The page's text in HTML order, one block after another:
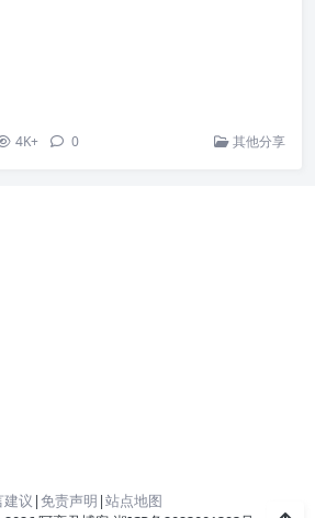
4K+ 0 其他分享
建议 |免责声明 |站点地图